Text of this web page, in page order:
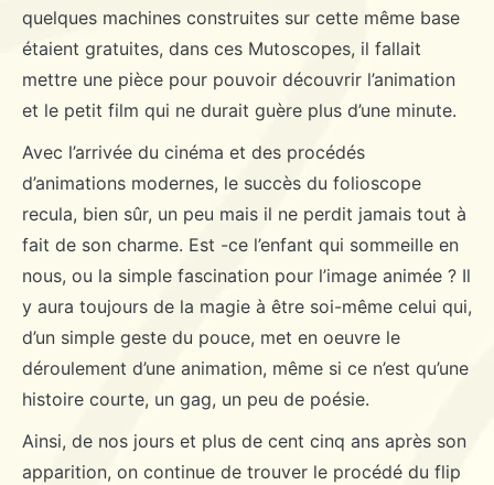
quelques machines construites sur cette même base
étaient gratuites, dans ces Mutoscopes, il fallait
mettre une pièce pour pouvoir découvrir l’animation
et le petit film qui ne durait guère plus d’une minute.
Avec l’arrivée du cinéma et des procédés
d’animations modernes, le succès du folioscope
recula, bien sûr, un peu mais il ne perdit jamais tout à
fait de son charme. Est -ce l’enfant qui sommeille en
nous, ou la simple fascination pour l’image animée ? Il
y aura toujours de la magie à être soi-même celui qui,
d’un simple geste du pouce, met en oeuvre le
déroulement d’une animation, même si ce n’est qu’une
histoire courte, un gag, un peu de poésie.
Ainsi, de nos jours et plus de cent cinq ans après son
apparition, on continue de trouver le procédé du flip